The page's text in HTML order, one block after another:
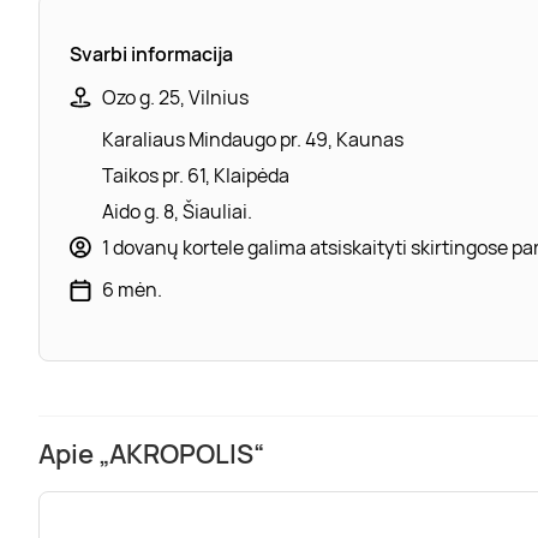
Svarbi informacija
Ozo g. 25, Vilnius
Karaliaus Mindaugo pr. 49, Kaunas
Taikos pr. 61, Klaipėda
Aido g. 8, Šiauliai.
1 dovanų kortele galima atsiskaityti skirtingose
6 mėn.
Apie „AKROPOLIS“